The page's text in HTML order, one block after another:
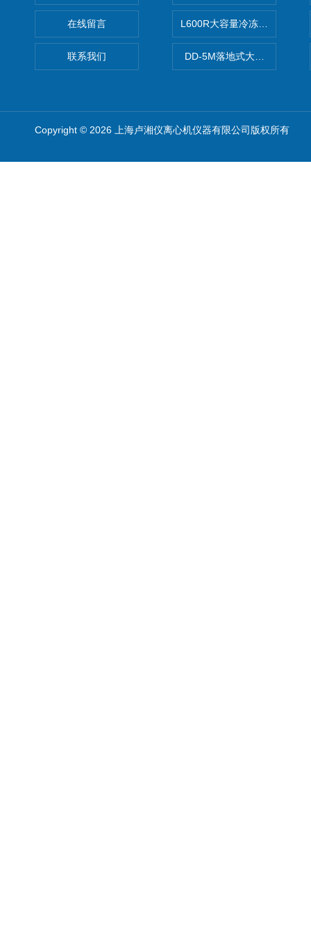
在线留言
联系我们
L600R大容量冷冻离心机报价
DD-5M落地式大容量离心机
Copyright © 2026 上海卢湘仪离心机仪器有限公司版权所有